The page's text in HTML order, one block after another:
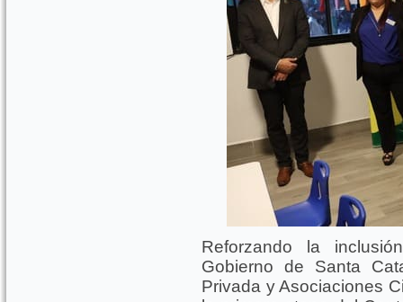
Reforzando la
Gobierno de Santa
Privada y Asociaciones